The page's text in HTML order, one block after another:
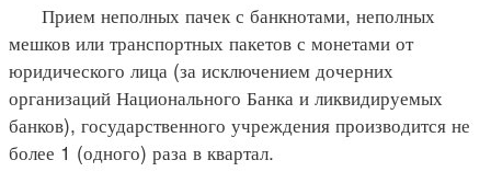
Прием неполных пачек с банкнотами, неполных
мешков или транспортных пакетов с монетами от
юридического лица (за исключением дочерних
организаций Национального Банка и ликвидируемых
банков), государственного учреждения производится не
более 1 (одного) раза в квартал.